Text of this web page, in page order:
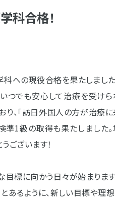
科合格！
への現役合格を果たしました
つでも安心して治療を受け
り、「訪日外国人の方が治療
準1級の取得も果たしまし
ございます！
標に向かう日々が始まりま
あるように、新しい目標や理